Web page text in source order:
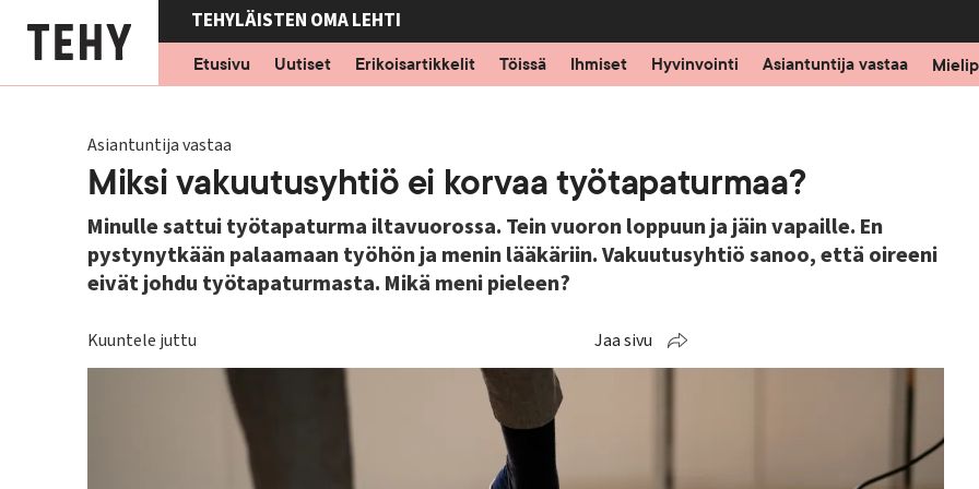
pääsisältöön
TEHYLÄISTEN OMA LEHTI
Etusivu
Uutiset Erikoisartikkelit Töissä Ihmiset Hyvinvointi Asiantuntija vastaa
Asiantuntija vastaa
Miksi vakuutusyhtiö ei korvaa työtapaturmaa?
Minulle sattui työtapaturma ilta­vuorossa. Tein vuoron loppuun ja jäin vapaille. En
pystynytkään palaamaan työhön ja menin lääkäriin. Vakuutusyhtiö sanoo, että oireeni
eivät johdu työtapaturmasta. Mikä meni pieleen?
Kuuntele juttu Jaa sivu